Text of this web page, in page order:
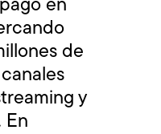
en
de
y
En